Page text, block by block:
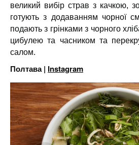
великий вибір страв з качкою,
готують з додаванням чорної
подають з грінками з чорного
цибулею та часником та
салом.
Полтава | Instagram